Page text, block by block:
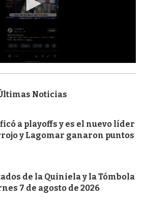
Noticias
a playoffs y es el nuevo líder
y Lagomar ganaron puntos
de la Quiniela y la Tómbola
7 de agosto de 2026